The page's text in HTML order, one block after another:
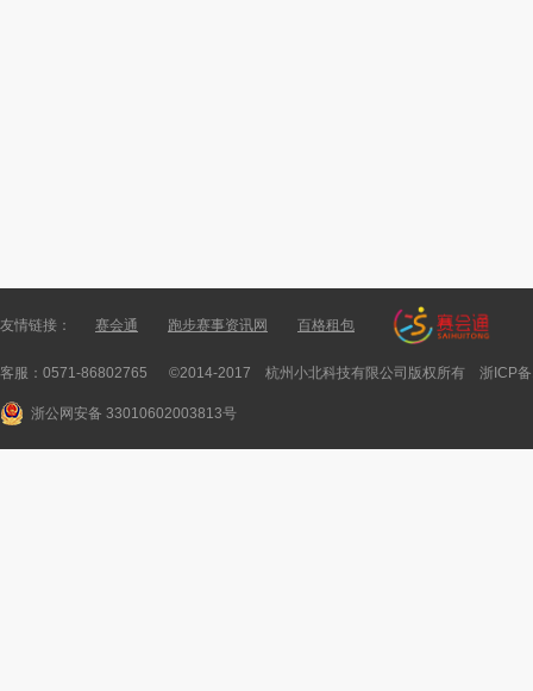
友情链接： 赛会通 跑步赛事资讯网 百格租包
客服：0571-86802765 ©2014-2017 杭州小北科技有限公司版权所有 浙ICP
浙公网安备 33010602003813号